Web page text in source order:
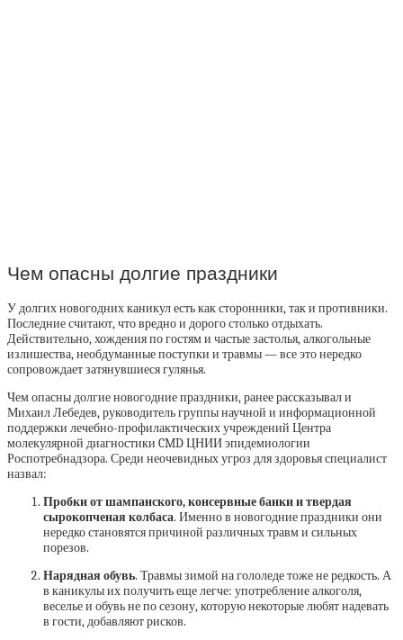
Чем опасны долгие праздники
У долгих новогодних каникул есть как сторонники, так и противники.
Последние считают, что вредно и дорого столько отдыхать.
Действительно, хождения по гостям и частые застолья, алкогольные
излишества, необдуманные поступки и травмы — все это нередко
сопровождает затянувшиеся гулянья.
Чем опасны долгие новогодние праздники, ранее рассказывал и
Михаил Лебедев, руководитель группы научной и информационной
поддержки лечебно-профилактических учреждений Центра
молекулярной диагностики CMD ЦНИИ эпидемиологии
Роспотребнадзора. Среди неочевидных угроз для здоровья специалист
назвал:
Пробки от шампанского, консервные банки и твердая
сырокопченая колбаса. Именно в новогодние праздники они
нередко становятся причиной различных травм и сильных
порезов.
Нарядная обувь. Травмы зимой на гололеде тоже не редкость. А
в каникулы их получить еще легче: употребление алкоголя,
веселье и обувь не по сезону, которую некоторые любят надевать
в гости, добавляют рисков.